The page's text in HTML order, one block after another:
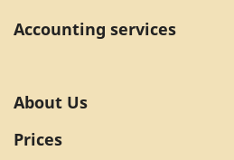
Accounting services
About Us
Prices